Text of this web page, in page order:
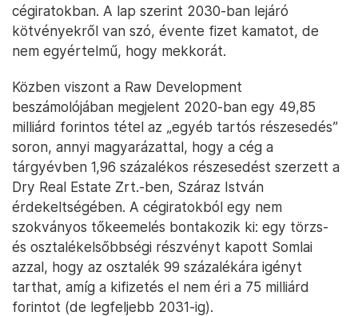
cégiratokban. A lap szerint 2030-ban lejáró
kötvényekről van szó, évente fizet kamatot, de
nem egyértelmű, hogy mekkorát.
Közben viszont a Raw Development
beszámolójában megjelent 2020-ban egy 49,85
milliárd forintos tétel az „egyéb tartós részesedés”
soron, annyi magyarázattal, hogy a cég a
tárgyévben 1,96 százalékos részesedést szerzett a
Dry Real Estate Zrt.-ben, Száraz István
érdekeltségében. A cégiratokból egy nem
szokványos tőkeemelés bontakozik ki: egy törzs-
és osztalékelsőbbségi részvényt kapott Somlai
azzal, hogy az osztalék 99 százalékára igényt
tarthat, amíg a kifizetés el nem éri a 75 milliárd
forintot (de legfeljebb 2031-ig).